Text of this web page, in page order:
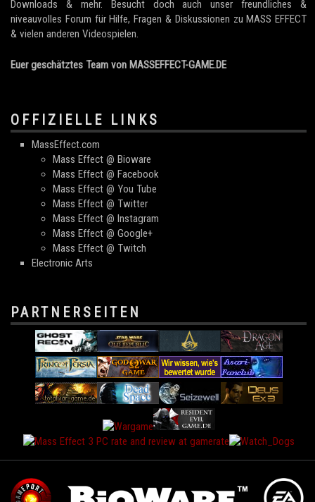
Downloads & mehr. Besucht doch auch unser freundliches &
niveauvolles Forum für Hilfe, Fragen & Diskussionen zu MASS EFFECT
& vielen anderen Videospielen.
Euer geschätztes Team von MASSEFFECT-GAME.DE
OFFIZIELLE LINKS
MassEffect.com
Mass Effect @ Bioware
Mass Effect @ Facebook
Mass Effect @ You Tube
Mass Effect @ Twitter
Mass Effect @ Instagram
Mass Effect @ Google+
Mass Effect @ Twitch
Electronic Arts
PARTNERSEITEN